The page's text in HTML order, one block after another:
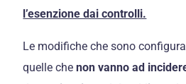
l’esenzione dai controlli.
Le modifiche che sono
quelle chenon vanno ad